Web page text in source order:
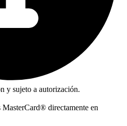
y sujeto a autorización.
directamente en